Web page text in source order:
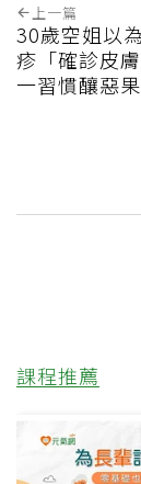
上一篇
30歲空姐以
疹「確診皮
一習慣釀惡
課程推薦